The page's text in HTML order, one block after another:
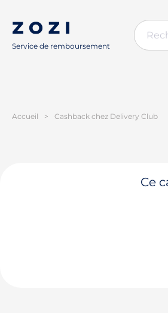
Service de remboursement
Accueil > Cashback chez Delivery Club
Ce